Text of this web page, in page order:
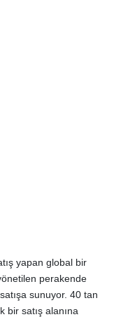
yapan global bir
perakende
sunuyor. 40 tan
satış alanına